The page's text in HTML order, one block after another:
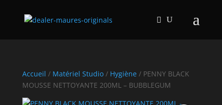
Accueil / Matériel Studio/ Hygiène/ PENNY BLACK
MOUSSE NETTOYANTE 200ML – BUBBLEGUM